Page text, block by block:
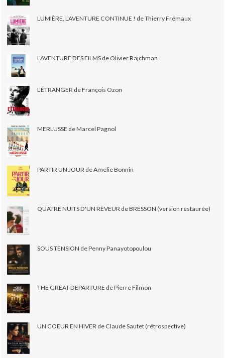
LUMIÈRE, L'AVENTURE CONTINUE ! de Thierry Frémaux
L’AVENTURE DES FILMS de Olivier Rajchman
L’ÉTRANGER de François Ozon
MERLUSSE de Marcel Pagnol
PARTIR UN JOUR de Amélie Bonnin
QUATRE NUITS D'UN RÊVEUR de BRESSON (version restaurée)
SOUS TENSION de Penny Panayotopoulou
THE GREAT DEPARTURE de Pierre Filmon
UN COEUR EN HIVER de Claude Sautet (rétrospective)